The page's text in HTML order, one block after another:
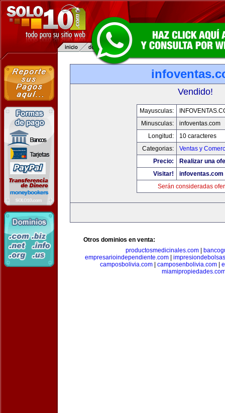
Vendido!
Mayusculas:
Minusculas:
infoventas.com
Longitud:
10 caracteres
Categorias:
Ventas y
Precio:
Realizar una
Visitar!
infoventas.com
Serán consideradas
Otros dominios en venta:
productosmedicinales.com|
empresarioindependiente.com
camposbolivia.com| camposenbolivia.com|